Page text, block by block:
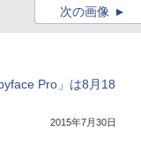
次の画像
Pro」は8月18
2015年7月30日